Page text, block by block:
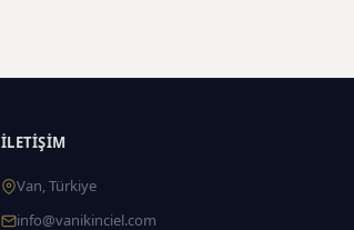
İLETIŞIM
Van, Türkiye
info@vanikinciel.com